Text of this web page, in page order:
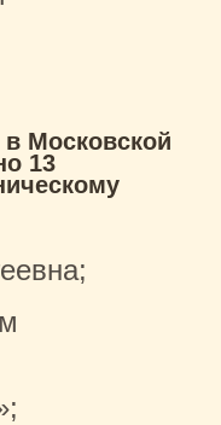
Московской
13